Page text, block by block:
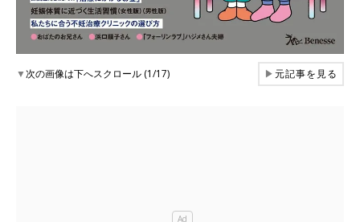
▼次の画像は下へスクロール (1/17) ▶元記事を見る